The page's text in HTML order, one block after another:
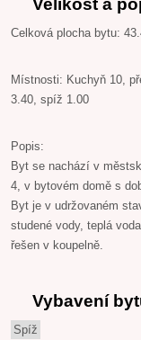
Velikost a
Celková plocha bytu:
Místnosti: Kuchyň 10,
3.40, spíž 1.00
Popis:
Byt se nachází v
4, v bytovém domě s
Byt je v udržovaném
studené vody, teplá
řešen v koupelně.
Vybavení
Spíž